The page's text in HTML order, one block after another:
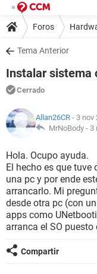
Foros
Tema Anterior
Instalar sistema
Cerrado
Allan26CR - 3 nov
MrNoBody - 3
Hola. Ocupo ayuda.
El hecho es que
una pc y por ende
arrancarlo. Mi
desde otra pc (con
apps como
arranca el SO
Compartir